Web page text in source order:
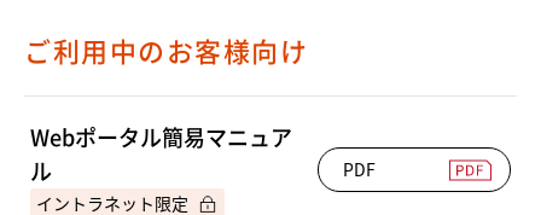
ご利用中のお客様向け
Webポータル簡易マニュア
ル
PDF